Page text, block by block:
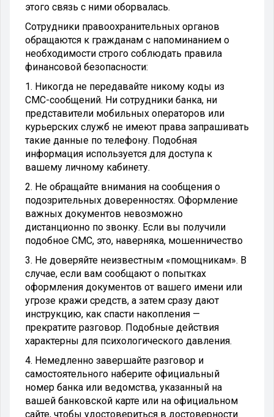
этого связь с ними оборвалась.
Сотрудники правоохранительных органов
обращаются к гражданам с напоминанием о
необходимости строго соблюдать правила
финансовой безопасности:
1. Никогда не передавайте никому коды из
СМС-сообщений. Ни сотрудники банка, ни
представители мобильных операторов или
курьерских служб не имеют права запрашивать
такие данные по телефону. Подобная
информация используется для доступа к
вашему личному кабинету.
2. Не обращайте внимания на сообщения о
подозрительных доверенностях. Оформление
важных документов невозможно
дистанционно по звонку. Если вы получили
подобное СМС, это, наверняка, мошенничество
3. Не доверяйте неизвестным «помощникам». В
случае, если вам сообщают о попытках
оформления документов от вашего имени или
угрозе кражи средств, а затем сразу дают
инструкцию, как спасти накопления —
прекратите разговор. Подобные действия
характерны для психологического давления.
4. Немедленно завершайте разговор и
самостоятельного наберите официальный
номер банка или ведомства, указанный на
вашей банковской карте или на официальном
сайте, чтобы удостовериться в достоверности